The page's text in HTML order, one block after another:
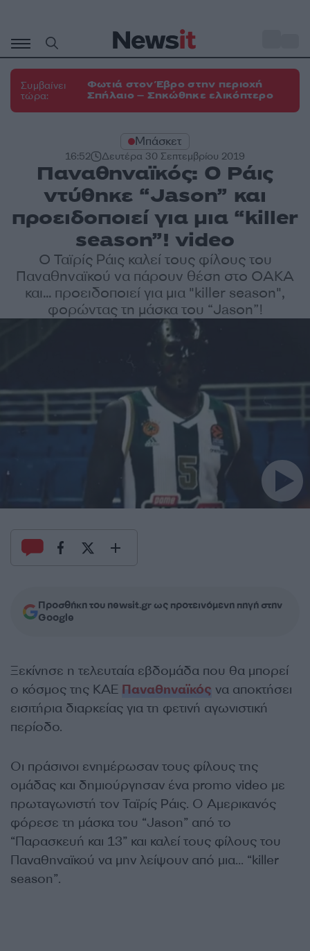
περιεχόμενο
Συμβαίνει
τώρα:
Φωτιά στον Έβρο στην περιοχή
Σπήλαιο – Σηκώθηκε ελικόπτερο
Μπάσκετ
16:52 Δευτέρα 30 Σεπτεμβρίου 2019
Παναθηναϊκός: Ο Ράις
ντύθηκε “Jason” και
προειδοποιεί για μια “killer
season”! video
Ο Ταϊρίς Ράις καλεί τους φίλους του
Παναθηναϊκού να πάρουν θέση στο ΟΑΚΑ
και... προειδοποιεί για μια "killer season",
φορώντας τη μάσκα του “Jason”!
Προσθήκη του newsit.gr ως προτεινόμενη πηγή στην
Google
Ξεκίνησε η τελευταία εβδομάδα που θα μπορεί
ο κόσμος της ΚΑΕ Παναθηναϊκός να αποκτήσει
εισιτήρια διαρκείας για τη φετινή αγωνιστική
περίοδο.
Οι πράσινοι ενημέρωσαν τους φίλους της
ομάδας και δημιούργησαν ένα promo video με
πρωταγωνιστή τον Ταϊρίς Ράις. Ο Αμερικανός
φόρεσε τη μάσκα του “Jason” από το
“Παρασκευή και 13” και καλεί τους φίλους του
Παναθηναϊκού να μην λείψουν από μια… “killer
season”.